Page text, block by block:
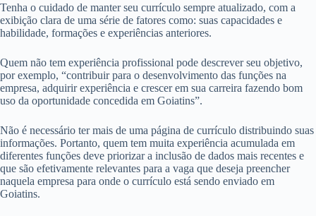
Tenha o cuidado de manter seu currículo sempre atualizado, com a
exibição clara de uma série de fatores como: suas capacidades e
habilidade, formações e experiências anteriores.
Quem não tem experiência profissional pode descrever seu objetivo,
por exemplo, “contribuir para o desenvolvimento das funções na
empresa, adquirir experiência e crescer em sua carreira fazendo bom
uso da oportunidade concedida em Goiatins”.
Não é necessário ter mais de uma página de currículo distribuindo suas
informações. Portanto, quem tem muita experiência acumulada em
diferentes funções deve priorizar a inclusão de dados mais recentes e
que são efetivamente relevantes para a vaga que deseja preencher
naquela empresa para onde o currículo está sendo enviado em
Goiatins.